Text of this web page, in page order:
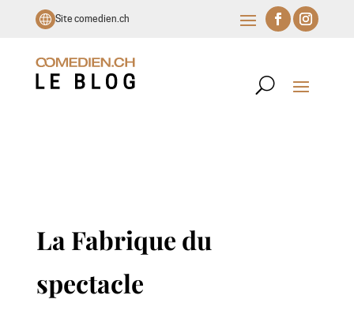
Site comedien.ch
La Fabrique du
spectacle